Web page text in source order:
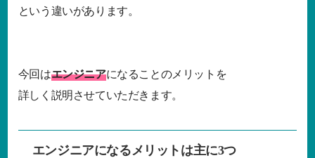
という違いがあります。
今回はエンジニアになることのメリットを
詳しく説明させていただきます。
エンジニアになるメリットは主に3つ